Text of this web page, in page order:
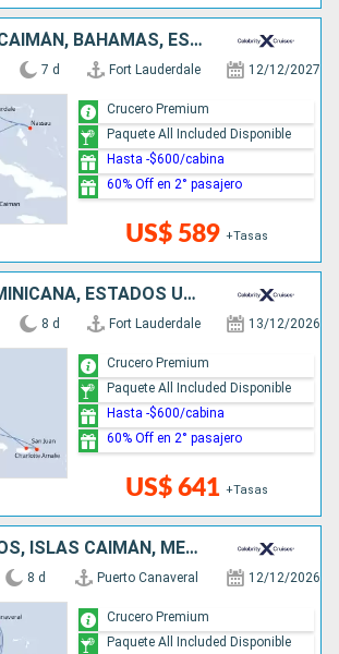
MÉXICO, ISLAS CAIMÁN, BAHAMAS, ESTADOS UNIDOS
7 d Fort Lauderdale 12/12/2027
US$ 589 +Tasas
Crucero Premium
Paquete All Included Disponible
Hasta -$600/cabina
60% Off en 2° pasajero
REPÚBLICA DOMINICANA, ESTADOS UNIDOS, PUERTO RICO, BAHAMAS
8 d Fort Lauderdale 13/12/2026
US$ 641 +Tasas
Crucero Premium
Paquete All Included Disponible
Hasta -$600/cabina
60% Off en 2° pasajero
ESTADOS UNIDOS, ISLAS CAIMÁN, MÉXICO
8 d Puerto Canaveral 12/12/2026
Crucero Premium
Paquete All Included Disponible